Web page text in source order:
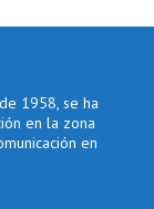
1958, se ha
en la zona
en